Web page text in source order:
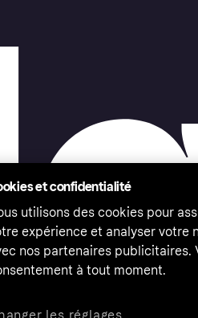
et confidentialité
utilisons des cookies pour
expérience et analyser votre
nos partenaires publicitaires.
à tout moment.